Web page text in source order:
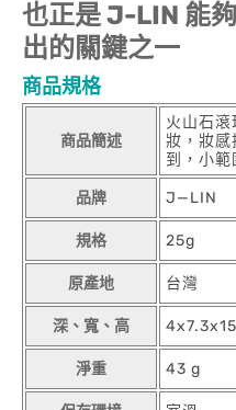
也正是 J-LIN 能
出的關鍵之一
商品規格
商品簡述
火山石
妝，妝感
到，小範
品牌 J—LIN
規格 25g
原產地 台灣
深、寬、高
淨重 43 g